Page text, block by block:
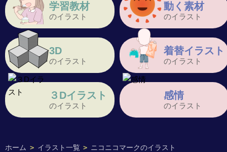
ホーム > イラスト一覧 > ニコニコマークのイラスト
学習教材
のイラスト
動く素材
のイラスト
3D
のイラスト
着替イラスト
のイラスト
３Dイラスト
のイラスト
感情
のイラスト